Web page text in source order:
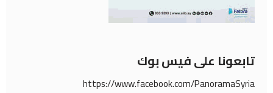
تابعونا على فيس بوك
https://www.facebook.com/PanoramaSyria